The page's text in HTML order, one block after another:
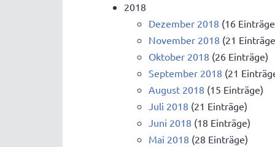
2018
Dezember 2018 (16
November 2018 (21
Oktober 2018 (26 Einträge)
September 2018 (21
August 2018 (15 Einträge)
Juli 2018 (21 Einträge)
Juni 2018 (18 Einträge)
Mai 2018 (28 Einträge)